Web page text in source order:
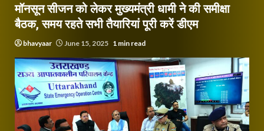
मॉनसून सीजन को लेकर मुख्यमंत्री धामी ने की समीक्षा
बैठक, समय रहते सभी तैयारियां पूरी करें डीएम
bhavyaar June 15, 2025 1 min read